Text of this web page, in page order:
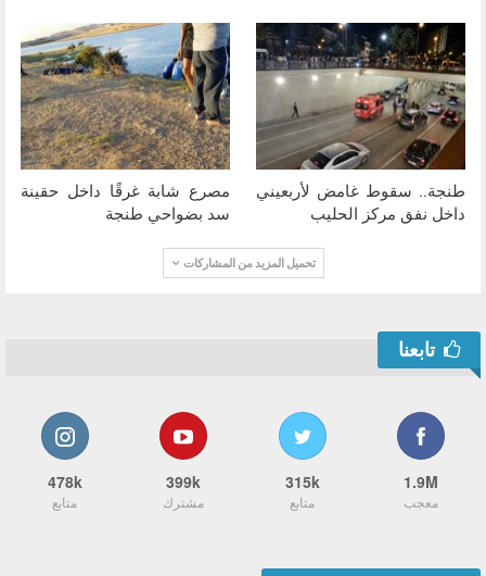
طنجة.. سقوط غامض لأربعيني
داخل نفق مركز الحليب
مصرع شابة غرقًا داخل حقينة
سد بضواحي طنجة
تحميل المزيد من المشاركات
تابعنا
1.9M
معجب
315k
متابع
399k
مشترك
478k
متابع